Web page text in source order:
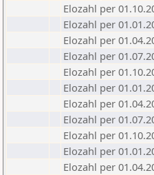
Elozahl per
Elozahl per
Elozahl per
Elozahl per
Elozahl per
Elozahl per
Elozahl per
Elozahl per
Elozahl per
Elozahl per
Elozahl per